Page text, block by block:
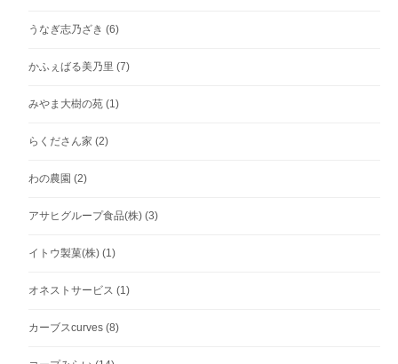
うなぎ志乃ざき (6)
かふぇばる美乃里 (7)
みやま大樹の苑 (1)
らくださん家 (2)
わの農園 (2)
アサヒグループ食品(株) (3)
イトウ製菓(株) (1)
オネストサービス (1)
カーブスcurves (8)